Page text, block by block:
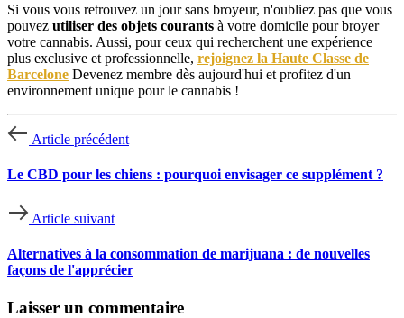
Si vous vous retrouvez un jour sans broyeur, n'oubliez pas que vous
pouvez utiliser des objets courants à votre domicile pour broyer
votre cannabis. Aussi, pour ceux qui recherchent une expérience
plus exclusive et professionnelle, rejoignez la Haute Classe de
Barcelone Devenez membre dès aujourd'hui et profitez d'un
environnement unique pour le cannabis !
Article précédent
Le CBD pour les chiens : pourquoi envisager ce supplément ?
Article suivant
Alternatives à la consommation de marijuana : de nouvelles
façons de l'apprécier
Laisser un commentaire